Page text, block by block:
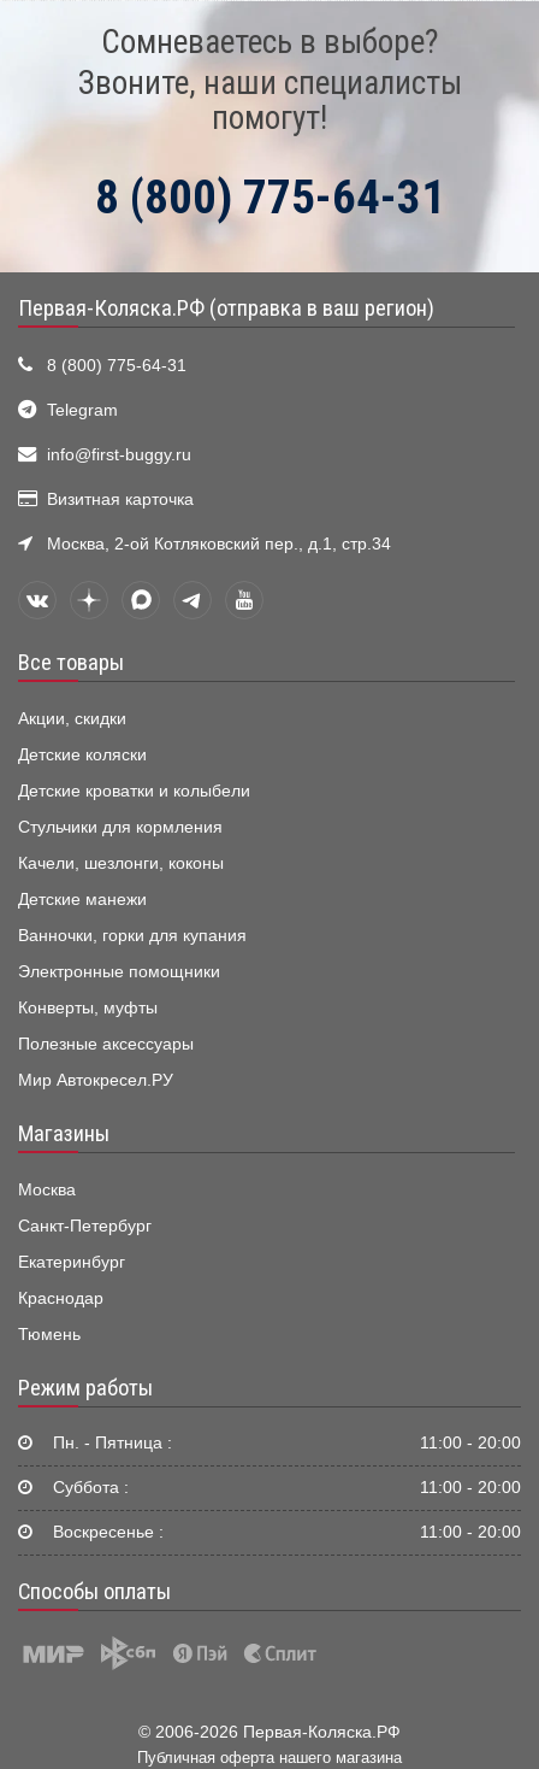
Сомневаетесь в выборе?
Звоните, наши специалисты
помогут!
8 (800) 775-64-31
Первая-Коляска.РФ (отправка в ваш регион)
8 (800) 775-64-31
Telegram
info@first-buggy.ru
Визитная карточка
Москва, 2-ой Котляковский пер., д.1, стр.34
Все товары
Акции, скидки
Детские коляски
Детские кроватки и колыбели
Стульчики для кормления
Качели, шезлонги, коконы
Детские манежи
Ванночки, горки для купания
Электронные помощники
Конверты, муфты
Полезные аксессуары
Мир Автокресел.РУ
Магазины
Москва
Санкт-Петербург
Екатеринбург
Краснодар
Тюмень
Режим работы
Пн. - Пятница : 11:00 - 20:00
Суббота : 11:00 - 20:00
Воскресенье : 11:00 - 20:00
Способы оплаты
© 2006-2026 Первая-Коляска.РФ
Публичная оферта нашего магазина